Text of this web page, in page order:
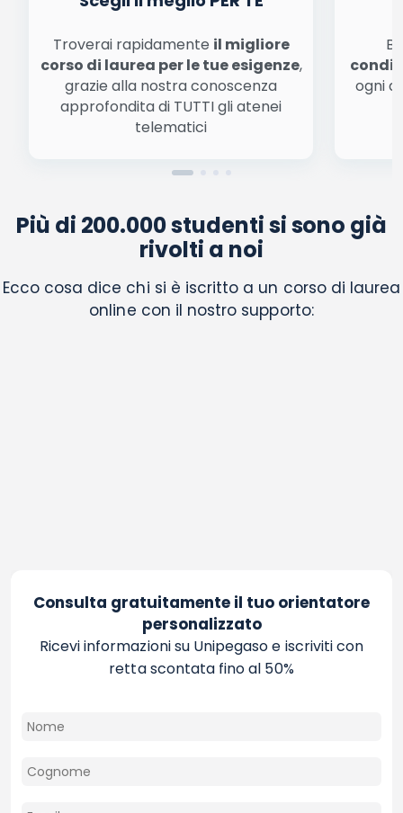
Troverai rapidamente il migliore
corso di laurea per le tue esigenze,
grazie alla nostra conoscenza
approfondita di TUTTI gli atenei
telematici
ogni
Più di 200.000 studenti si sono già
rivolti a noi
Ecco cosa dice chi si è iscritto a un corso di laurea
online con il nostro supporto:
Consulta gratuitamente il tuo orientatore
personalizzato
Ricevi informazioni su Unipegaso e iscriviti con
retta scontata fino al 50%